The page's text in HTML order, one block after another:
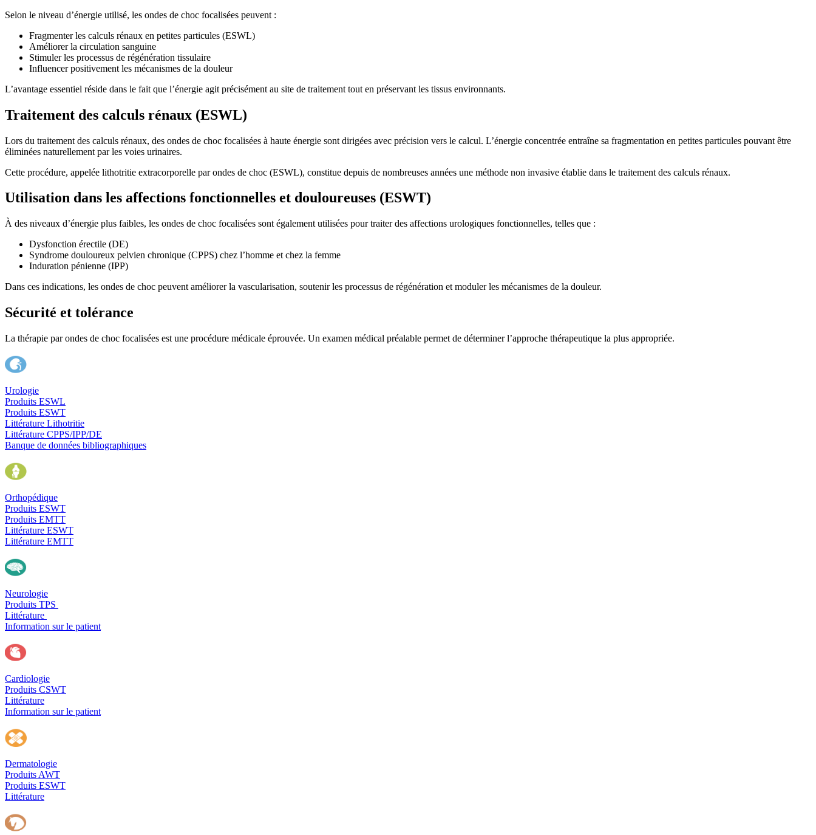
Selon le niveau d’énergie utilisé, les ondes de choc focalisées peuvent :
Fragmenter les calculs rénaux en petites particules (ESWL)
Améliorer la circulation sanguine
Stimuler les processus de régénération tissulaire
Influencer positivement les mécanismes de la douleur
L’avantage essentiel réside dans le fait que l’énergie agit précisément au site de traitement tout en préservant les tissus environnants.
Traitement des calculs rénaux (ESWL)
Lors du traitement des calculs rénaux, des ondes de choc focalisées à haute énergie sont dirigées avec précision vers le calcul. L’énergie concentrée entraîne sa fragmentation en petites particules pouvant être
éliminées naturellement par les voies urinaires.
Cette procédure, appelée lithotritie extracorporelle par ondes de choc (ESWL), constitue depuis de nombreuses années une méthode non invasive établie dans le traitement des calculs rénaux.
Utilisation dans les affections fonctionnelles et douloureuses (ESWT)
À des niveaux d’énergie plus faibles, les ondes de choc focalisées sont également utilisées pour traiter des affections urologiques fonctionnelles, telles que :
Dysfonction érectile (DE)
Syndrome douloureux pelvien chronique (CPPS) chez l’homme et chez la femme
Induration pénienne (IPP)
Dans ces indications, les ondes de choc peuvent améliorer la vascularisation, soutenir les processus de régénération et moduler les mécanismes de la douleur.
Sécurité et tolérance
La thérapie par ondes de choc focalisées est une procédure médicale éprouvée. Un examen médical préalable permet de déterminer l’approche thérapeutique la plus appropriée.
Urologie
Produits ESWL
Produits ESWT
Littérature Lithotritie
Littérature CPPS/IPP/DE
Banque de données bibliographiques
Orthopédique
Produits ESWT
Produits EMTT
Littérature ESWT
Littérature EMTT
Neurologie
Produits TPS
Littérature
Information sur le patient
Cardiologie
Produits CSWT
Littérature
Information sur le patient
Dermatologie
Produits AWT
Produits ESWT
Littérature